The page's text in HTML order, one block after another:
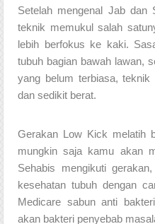
Setelah mengenal Jab dan
teknik memukul salah
lebih berfokus ke kaki.
tubuh bagian bawah lawan,
yang belum terbiasa,
dan sedikit berat.
Gerakan Low Kick melatih
mungkin saja kamu akan
Sehabis mengikuti
kesehatan tubuh dengan
Medicare sabun anti
akan bakteri penyebab